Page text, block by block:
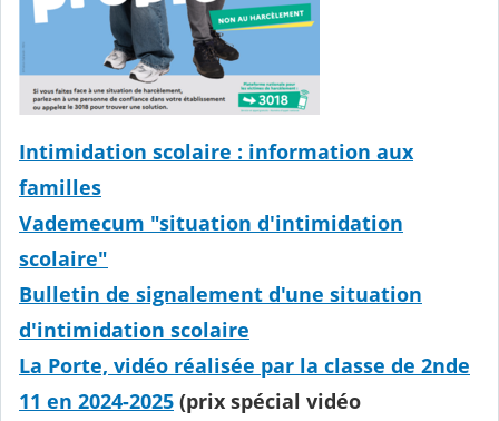
Intimidation scolaire : information aux
familles
Vademecum "situation d'intimidation
scolaire"
Bulletin de signalement d'une situation
d'intimidation scolaire
La Porte, vidéo réalisée par la classe de 2nde
11 en 2024-2025 (prix spécial vidéo